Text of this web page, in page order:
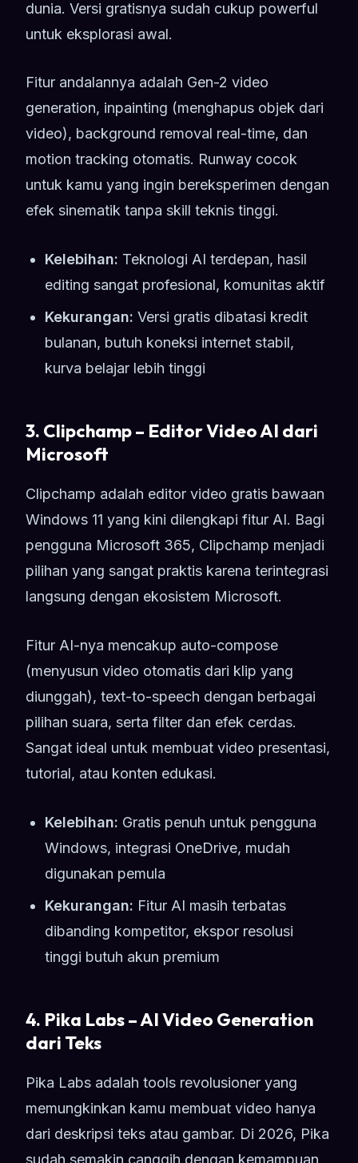
dunia. Versi gratisnya sudah cukup powerful
untuk eksplorasi awal.
Fitur andalannya adalah Gen-2 video
generation, inpainting (menghapus objek dari
video), background removal real-time, dan
motion tracking otomatis. Runway cocok
untuk kamu yang ingin bereksperimen dengan
efek sinematik tanpa skill teknis tinggi.
Kelebihan: Teknologi AI terdepan, hasil
editing sangat profesional, komunitas aktif
Kekurangan: Versi gratis dibatasi kredit
bulanan, butuh koneksi internet stabil,
kurva belajar lebih tinggi
3. Clipchamp – Editor Video AI dari
Microsoft
Clipchamp adalah editor video gratis bawaan
Windows 11 yang kini dilengkapi fitur AI. Bagi
pengguna Microsoft 365, Clipchamp menjadi
pilihan yang sangat praktis karena terintegrasi
langsung dengan ekosistem Microsoft.
Fitur AI-nya mencakup auto-compose
(menyusun video otomatis dari klip yang
diunggah), text-to-speech dengan berbagai
pilihan suara, serta filter dan efek cerdas.
Sangat ideal untuk membuat video presentasi,
tutorial, atau konten edukasi.
Kelebihan: Gratis penuh untuk pengguna
Windows, integrasi OneDrive, mudah
digunakan pemula
Kekurangan: Fitur AI masih terbatas
dibanding kompetitor, ekspor resolusi
tinggi butuh akun premium
4. Pika Labs – AI Video Generation
dari Teks
Pika Labs adalah tools revolusioner yang
memungkinkan kamu membuat video hanya
dari deskripsi teks atau gambar. Di 2026, Pika
sudah semakin canggih dengan kemampuan